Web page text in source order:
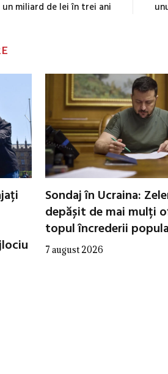
miliard de lei în trei ani
Sondaj în Ucraina:
depășit de mai mulți
topul încrederii
7 august 2026